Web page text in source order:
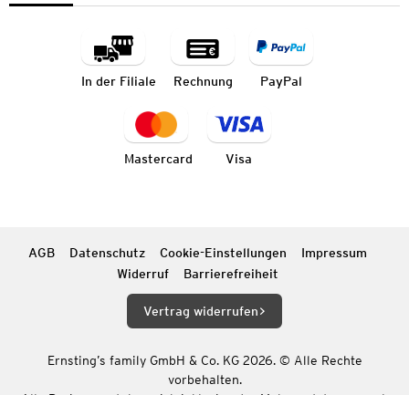
In der Filiale Rechnung PayPal
Mastercard Visa
AGB Datenschutz Cookie-Einstellungen
Impressum
Widerruf
Barrierefreiheit
Vertrag widerrufen
Ernsting’s family GmbH & Co. KG 2026. © Alle Rechte
vorbehalten.